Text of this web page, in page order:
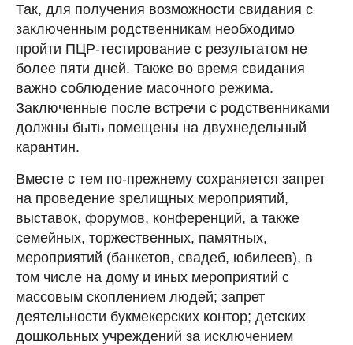
Так, для получения возможности свидания с
заключенным родственникам необходимо
пройти ПЦР-тестирование с результатом не
более пяти дней. Также во время свидания
важно соблюдение масочного режима.
Заключенные после встречи с родственниками
должны быть помещены на двухнедельный
карантин.
Вместе с тем по-прежнему сохраняется запрет
на проведение зрелищных мероприятий,
выставок, форумов, конференций, а также
семейных, торжественных, памятных,
мероприятий (банкетов, свадеб, юбилеев), в
том числе на дому и иных мероприятий с
массовым скоплением людей; запрет
деятельности букмекерских контор; детских
дошкольных учреждений за исключением